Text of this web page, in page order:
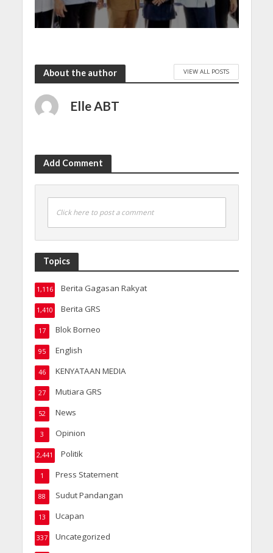
About the author VIEW ALL POSTS
Elle ABT
Add Comment
Click here to post a comment
Topics
Berita Gagasan Rakyat
1,116
Berita GRS
1,410
Blok Borneo
17
English
95
KENYATAAN MEDIA
46
Mutiara GRS
27
News
52
Opinion
3
Politik
2,441
Press Statement
1
Sudut Pandangan
88
Ucapan
13
Uncategorized
337